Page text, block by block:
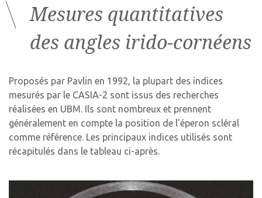
Mesures quantitatives
des angles irido-cornéens
Proposés par Pavlin en 1992, la plupart des indices
mesurés par le CASIA-2 sont issus des recherches
réalisées en UBM. Ils sont nombreux et prennent
généralement en compte la position de l’éperon scléral
comme référence. Les principaux indices utilisés sont
récapitulés dans le tableau ci-après.